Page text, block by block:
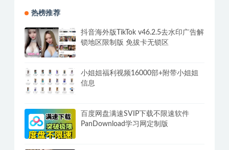
热榜推荐
抖音海外版TikTok v46.2.5去水印广告解
锁地区限制版 免拔卡无锁区
小姐姐福利视频16000部+附带小姐姐
信息
百度网盘满速SVIP下载不限速软件
PanDownload学习网定制版